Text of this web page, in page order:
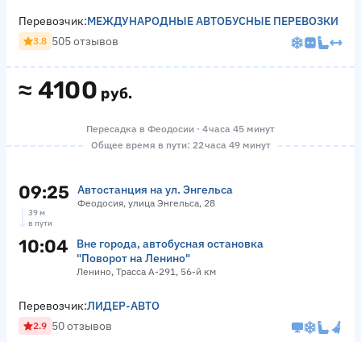
≈ 4100 руб.
Перевозчик:МЕЖДУНАРОДНЫЕ АВТОБУСНЫЕ ПЕРЕВОЗКИ
3.8 505 отзывов
Пересадка в Феодосии · 4 часа 45 минут
Общее время в пути: 22 часа 49 минут
09:25 Автостанция на ул. Энгельса
Феодосия, улица Энгельса, 28
39 м
в пути
10:04
Вне города, автобусная остановка
"Поворот на Ленино"
Ленино, Трасса А-291, 56-й км
Перевозчик:ЛИДЕР-АВТО
2.9 50 отзывов